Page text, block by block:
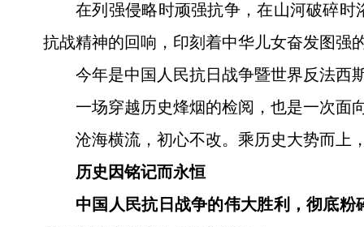
在列强侵略时顽强抗争，在山河破碎
抗战精神的回响，印刻着中华儿女奋发图强
今年是中国人民抗日战争暨世界反法西
一场穿越历史烽烟的检阅，也是一次面
沧海横流，初心不改。乘历史大势而上
历史因铭记而永恒
中国人民抗日战争的伟大胜利，彻底